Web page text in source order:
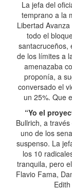
La jefa del
temprano a la
Libertad
todo el
santacruceños,
de los límites a
amenazaba
proponía, a
conversado el
un 25%. Que
“Yo el
Bullrich, a través
uno de los
suspenso. La
los 10
tranquila, pero
Flavio Fama,